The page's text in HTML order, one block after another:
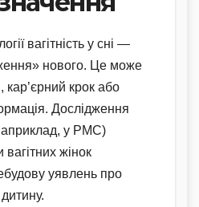
вагітність у сні —
нового. Це може
кар’єрний крок або
Дослідження
у PMC)
жінок
уявлень про